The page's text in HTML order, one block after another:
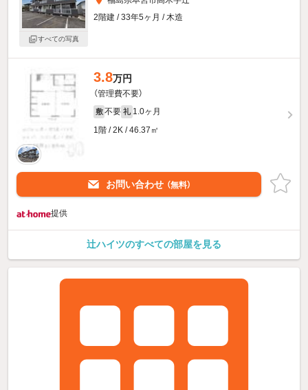
すべての写真
2階建 / 33年5ヶ月 / 木造
3.8万円
（管理費不要）
敷 不要 礼 1.0ヶ月
1階 / 2K / 46.37㎡
お問い合わせ （無料）
提供
辻ハイツのすべての部屋を見る